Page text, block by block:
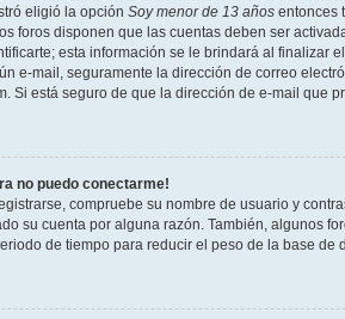
eligió la opción Soy menor de 13 añosentonces
foros disponen que las cuentas deben ser
esta información se le brindará al finalizar
e-mail, seguramente la dirección de correo
Si está seguro de que la dirección de e-mail que
no puedo conectarme!
compruebe su nombre de usuario y
su cuenta por alguna razón. También, algunos
de tiempo para reducir el peso de la base de